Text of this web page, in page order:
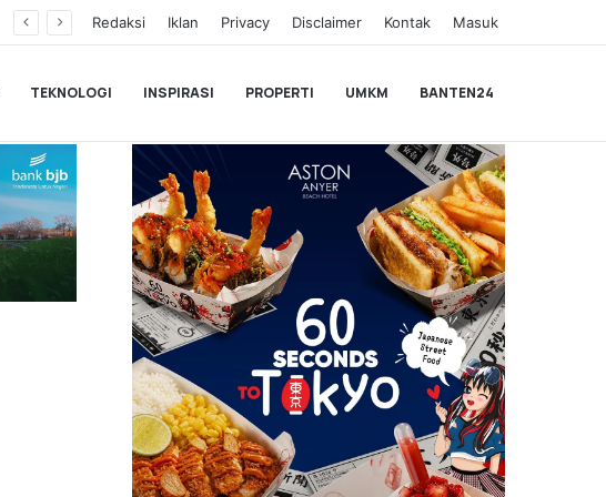
Redaksi Iklan Privacy Disclaimer Kontak Masuk
TEKNOLOGI INSPIRASI PROPERTI UMKM BANTEN24